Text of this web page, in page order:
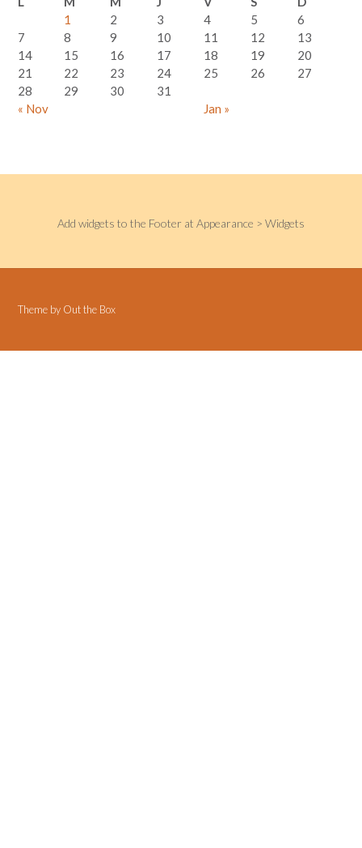
« Nov Jan »
1 2 3 4 5
6
7
8 9 10 11 12
13
14
15 16 17 18 19
20
21
22 23 24 25 26
27
28
29 30 31
Add widgets to the Footer at Appearance > Widgets
Theme by Out the Box